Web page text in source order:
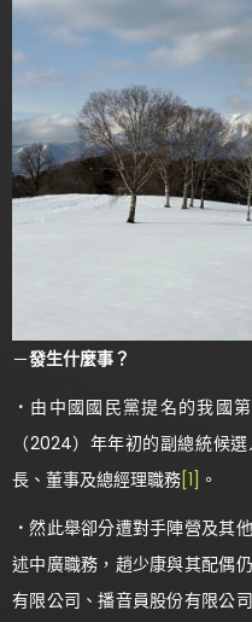
－發生什麼事？
． 由中國國民黨提名的我國
（2024）年年初的副總統候
長、董事及總經理職務[1] 。
．然此舉卻分遭對手陣營及其
述中廣職務，趙少康與其配偶
有限公司、播音員股份有限公